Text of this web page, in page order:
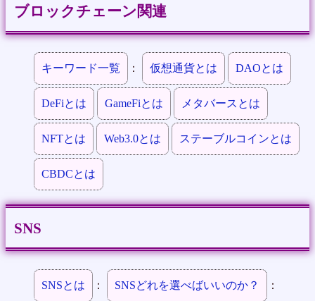
ブロックチェーン関連
キーワード一覧 ： 仮想通貨とは DAOとは
DeFiとは GameFiとは メタバースとは
NFTとは Web3.0とは ステーブルコインとは
CBDCとは
SNS
SNSとは ： SNSどれを選べばいいのか？ ：